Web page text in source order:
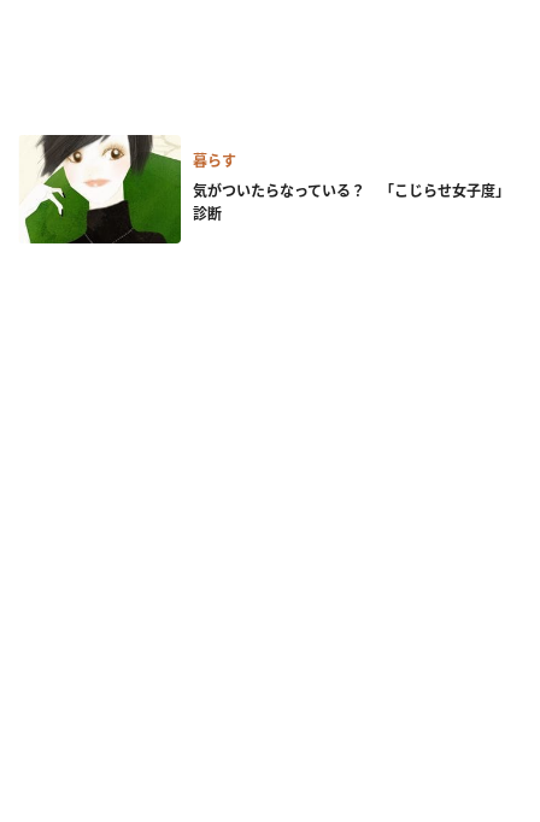
暮らす
気がついたらなっている？ 「こじらせ女子度」
診断